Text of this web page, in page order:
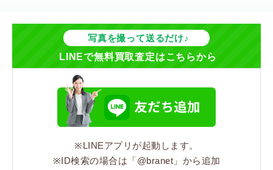
シリーズ
モノグラム
コンディション
写真を撮って送るだけ♪
LINEで無料買取査定はこちらから
※LINEアプリが起動します。
※ID検索の場合は「@branet」から追加